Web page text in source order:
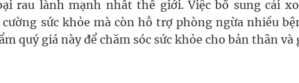
rau lành mạnh nhất thế giới. Việc bổ sung cải
sức khỏe mà còn hỗ trợ phòng ngừa nhiều
quý giá này để chăm sóc sức khỏe cho bản thân và